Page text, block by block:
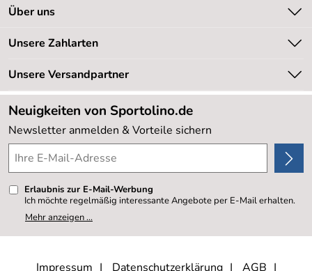
Kontakt
Newsletter
Retourenabwicklung
Lieferbedingungen
Kundenlogin
Über uns
Unsere Bestseller
Neu
Sale %
Kundenbewertungen (20.177)
4,8/5*****
Unsere Zahlarten
Unsere Versandpartner
Neuigkeiten von Sportolino.de
Newsletter anmelden & Vorteile sichern
Erlaubnis zur E-Mail-Werbung
Ich möchte regelmäßig interessante Angebote per E-Mail erhalten.
Meine E-Mail-Adresse wird nicht an andere Unternehmen
weitergegeben. Zu statistischen Zwecken wird in anonymer Form
kann ich jederzeit mit Wirkung für die Zukunft widerrufen, indem ich
Mehr anzeigen ...
Impressum Datenschutzerklärung AGB